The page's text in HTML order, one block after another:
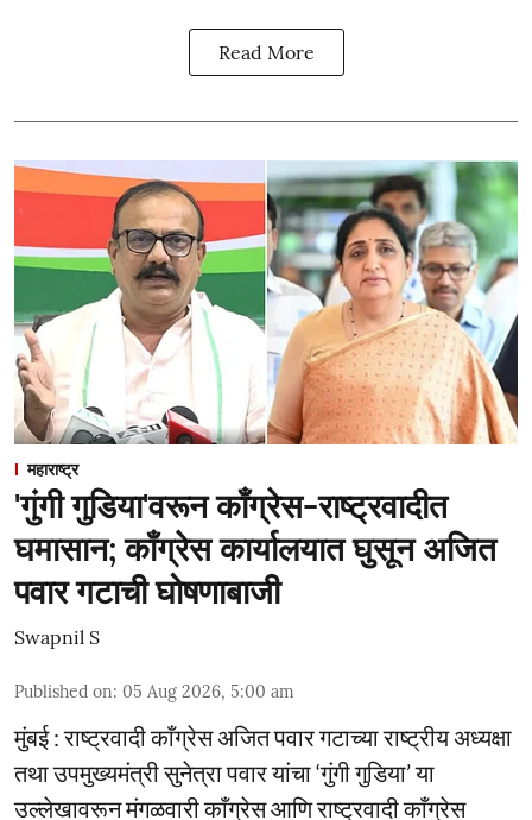
Read More
महाराष्ट्र
'गुंगी गुडिया'वरून काँग्रेस-राष्ट्रवादीत
घमासान; काँग्रेस कार्यालयात घुसून अजित
पवार गटाची घोषणाबाजी
Swapnil S
Published on: 05 Aug 2026, 5:00 am
मुंबई : राष्ट्रवादी काँग्रेस अजित पवार गटाच्या राष्ट्रीय अध्यक्षा
तथा उपमुख्यमंत्री सुनेत्रा पवार यांचा ‘गुंगी गुडिया’ या
उल्लेखावरून मंगळवारी काँग्रेस आणि राष्ट्रवादी काँग्रेस